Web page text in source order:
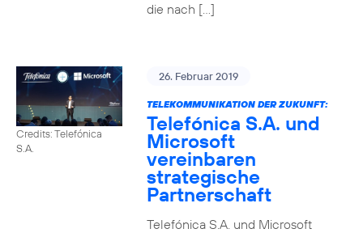
die nach […]
Credits: Telefónica
S.A.
26. Februar 2019
TELEKOMMUNIKATION DER ZUKUNFT:
Telefónica S.A. und
Microsoft
vereinbaren
strategische
Partnerschaft
Telefónica S.A. und Microsoft